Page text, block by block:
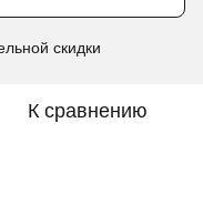
скидки
К сравнению